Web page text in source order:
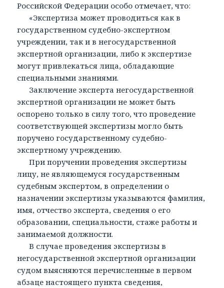
Российской Федерации особо отмечает, что:
«Экспертиза может проводиться как в
государственном судебно-экспертном
учреждении, так и в негосударственной
экспертной организации, либо к экспертизе
могут привлекаться лица, обладающие
специальными знаниями.
Заключение эксперта негосударственной
экспертной организации не может быть
оспорено только в силу того, что проведение
соответствующей экспертизы могло быть
поручено государственному судебно-
экспертному учреждению.
При поручении проведения экспертизы
лицу, не являющемуся государственным
судебным экспертом, в определении о
назначении экспертизы указываются фамилия,
имя, отчество эксперта, сведения о его
образовании, специальности, стаже работы и
занимаемой должности.
В случае проведения экспертизы в
негосударственной экспертной организации
судом выясняются перечисленные в первом
абзаце настоящего пункта сведения,